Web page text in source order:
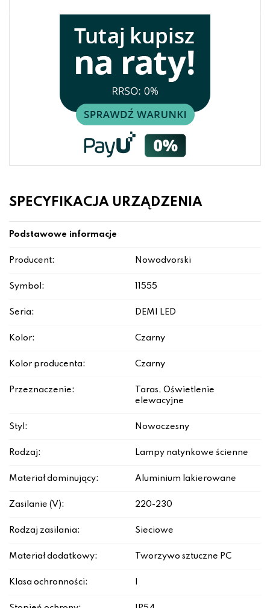
SPECYFIKACJA URZĄDZENIA
Podstawowe informacje
Producent: Nowodvorski
Symbol: 11555
Seria: DEMI LED
Kolor: Czarny
Kolor producenta: Czarny
Przeznaczenie:
Taras, Oświetlenie
elewacyjne
Styl: Nowoczesny
Rodzaj: Lampy natynkowe ścienne
Materiał dominujący: Aluminium lakierowane
Zasilanie (V): 220-230
Rodzaj zasilania: Sieciowe
Materiał dodatkowy: Tworzywo sztuczne PC
Klasa ochronności: